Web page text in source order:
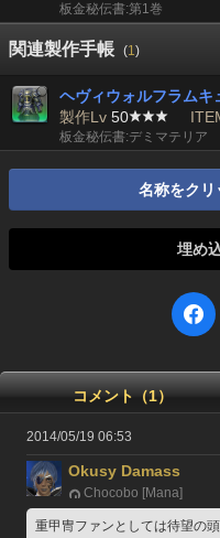
板金秘伝書:第1巻
関連製作手帳 (1)
ヘヴィウォルフラムキ
製作Lv 50
板金秘伝書:デミマテリア
名称をクリ
埋め
コメント（1）
2014/05/19 06:53
Okusy Damass
Chocobo [Mana]
重甲冑ファンとしては待望の